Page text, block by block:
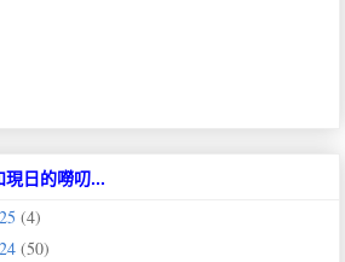
現日的嘮叨...
(4)
(50)